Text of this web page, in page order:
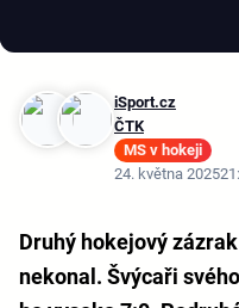
iSport.cz
ČTK
MS v hokeji
24. května 2025
Druhý hokejový
nekonal. Švýcaři